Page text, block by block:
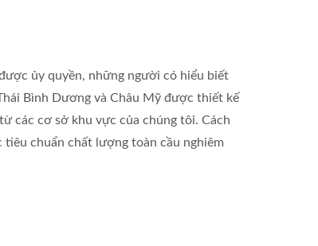
ủy quyền, những người có hiểu biết
Bình Dương và Châu Mỹ được thiết kế
các cơ sở khu vực của chúng tôi. Cách
tiêu chuẩn chất lượng toàn cầu nghiêm